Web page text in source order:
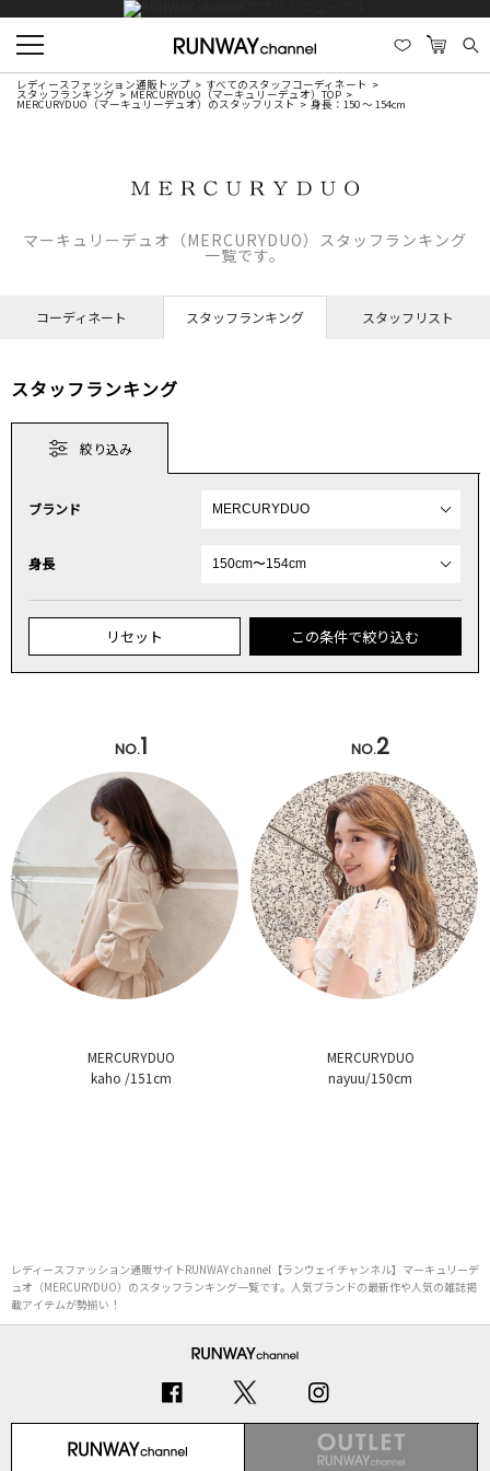
レディースファッション通販トップ すべてのスタッフコーディネート
スタッフランキング MERCURYDUO（マーキュリーデュオ）TOP
MERCURYDUO（マーキュリーデュオ）のスタッフリスト 身長：150 ～ 154cm
マーキュリーデュオ（MERCURYDUO）スタッフランキング
一覧です。
コーディネート スタッフランキング スタッフリスト
スタッフランキング
絞り込み
ブランド
身長
リセット この条件で絞り込む
NO.1
MERCURYDUO
kaho /151cm
NO.2
MERCURYDUO
nayuu/150cm
レディースファッション通販サイトRUNWAY channel【ランウェイチャンネル】マーキュリーデ
ュオ（MERCURYDUO）のスタッフランキング一覧です。人気ブランドの最新作や人気の雑誌掲
載アイテムが勢揃い！